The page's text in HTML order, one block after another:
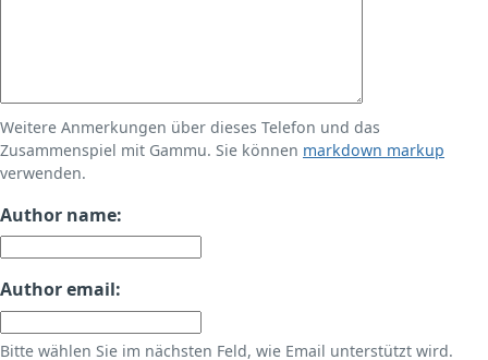
Weitere Anmerkungen über dieses Telefon und das
Zusammenspiel mit Gammu. Sie können markdown markup
verwenden.
Author name:
Author email:
Bitte wählen Sie im nächsten Feld, wie Email unterstützt wird.